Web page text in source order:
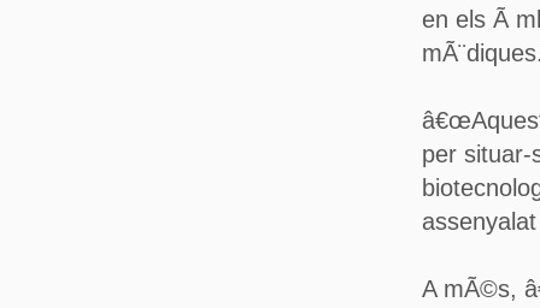
en els Ã
per situar-
A mÃ©s,